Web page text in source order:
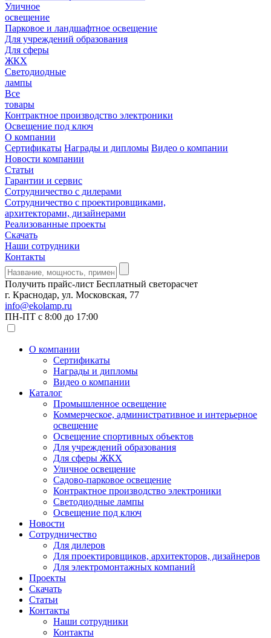
Уличное
освещение
Парковое и ландшафтное освещение
Для учреждений образования
Для сферы
ЖКХ
Светодиодные
лампы
Все
товары
Контрактное производство электроники
Освещение под ключ
О компании
Сертификаты Награды и дипломы Видео о компании
Новости компании
Статьи
Гарантии и сервис
Сотрудничество с дилерами
Сотрудничество с проектировщиками,
архитекторами, дизайнерами
Реализованные проекты
Скачать
Наши сотрудники
Контакты
Получить прайс-лист Бесплатный светорасчет
г. Краснодар, ул. Московская, 77
info@ekolamp.ru
ПН-ПТ с 8:00 до 17:00
О компании
Сертификаты
Награды и дипломы
Видео о компании
Каталог
Промышленное освещение
Коммерческое, административное и интерьерное
освещение
Освещение спортивных объектов
Для учреждений образования
Для сферы ЖКХ
Уличное освещение
Садово-парковое освещение
Контрактное производство электроники
Светодиодные лампы
Освещение под ключ
Новости
Сотрудничество
Для дилеров
Для проектировщиков, архитекторов, дизайнеров
Для электромонтажных компаний
Проекты
Скачать
Статьи
Контакты
Наши сотрудники
Контакты